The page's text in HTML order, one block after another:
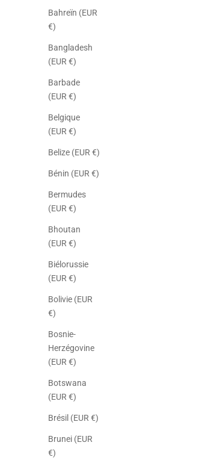
Bahreïn (EUR
€)
Bangladesh
(EUR €)
Barbade
(EUR €)
Belgique
(EUR €)
Belize (EUR €)
Bénin (EUR €)
Bermudes
(EUR €)
Bhoutan
(EUR €)
Biélorussie
(EUR €)
Bolivie (EUR
€)
Bosnie-
Herzégovine
(EUR €)
Botswana
(EUR €)
Brésil (EUR €)
Brunei (EUR
€)